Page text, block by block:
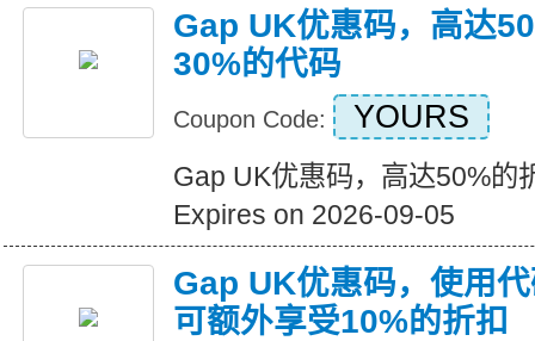
Gap UK优惠码，高达
30%的代码
Coupon Code: YOURS
Gap UK优惠码，高达50%的
Expires on 2026-09-05
Gap UK优惠码，使用
可额外享受10%的折扣